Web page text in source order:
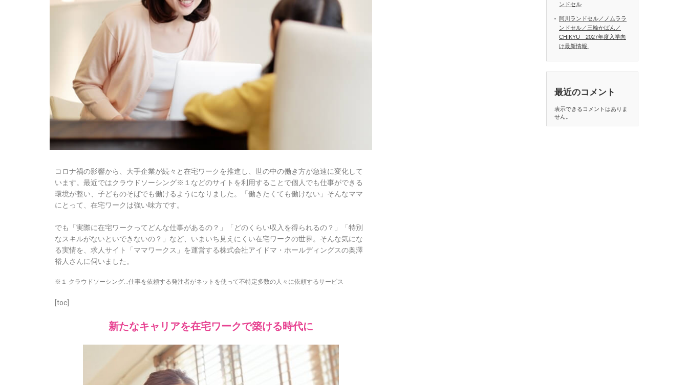
コロナ禍の影響から、大手企業が続々と在宅ワークを推進し、世の中の働き方が急速に変化して
います。最近ではクラウドソーシング※１などのサイトを利用することで個人でも仕事ができる
環境が整い、子どものそばでも働けるようになりました。「働きたくても働けない」そんなママ
にとって、在宅ワークは強い味方です。
でも「実際に在宅ワークってどんな仕事があるの？」「どのくらい収入を得られるの？」「特別
なスキルがないといできないの？」など、いまいち見えにくい在宅ワークの世界。そんな気にな
る実情を、 求人サイト「ママワークス」を運営する株式会社アイドマ・ホールディングスの奥澤
裕人さんに伺いました。
※１ クラウドソーシング…仕事を依頼する発注者がネットを使って不特定多数の人々に依頼するサービス
[toc]
新たなキャリアを在宅ワークで築ける時代に
ンドセル
阿川ランドセル／ノムララ
ンドセル／三輪かばん／
CHIKYU 2027年度入学向
け最新情報
最近のコメント
表示できるコメントはありま
せん。